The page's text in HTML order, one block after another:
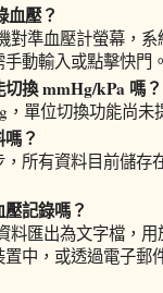
血壓？
對準血壓計螢幕，
動輸入或點擊快門。
換 mmHg/kPa 嗎？
，單位切換功能尚未
？
所有資料目前儲存
記錄嗎？
料匯出為文字檔，
中，或透過電子郵